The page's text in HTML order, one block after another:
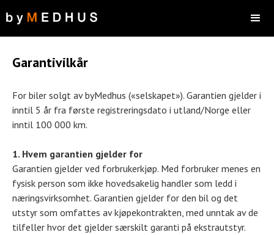
Garantivilkår
For biler solgt av byMedhus («selskapet»). Garantien gjelder i
inntil 5 år fra første registreringsdato i utland/Norge eller
inntil 100 000 km.
1. Hvem garantien gjelder for
Garantien gjelder ved forbrukerkjøp. Med forbruker menes en
fysisk person som ikke hovedsakelig handler som ledd i
næringsvirksomhet. Garantien gjelder for den bil og det
utstyr som omfattes av kjøpekontrakten, med unntak av de
tilfeller hvor det gjelder særskilt garanti på ekstrautstyr.